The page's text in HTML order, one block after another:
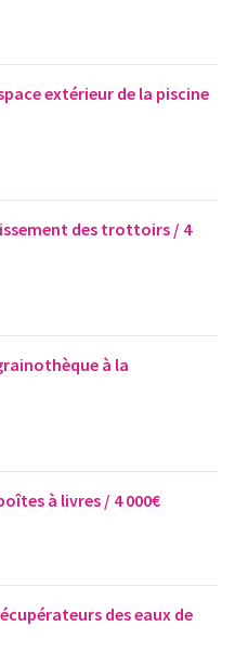
extérieur de la piscine
des trottoirs / 4
à la
à livres / 4 000€
des eaux de